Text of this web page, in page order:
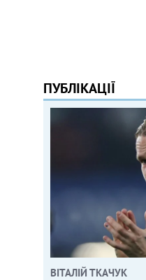
ПУБЛІКАЦІЇ
ВІТАЛІЙ ТКАЧУК